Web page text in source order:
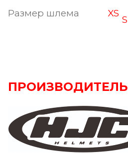
Размер шлема XS
S
ПРОИЗВОДИТЕЛЬ